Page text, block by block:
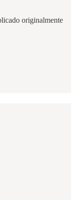
originalmente